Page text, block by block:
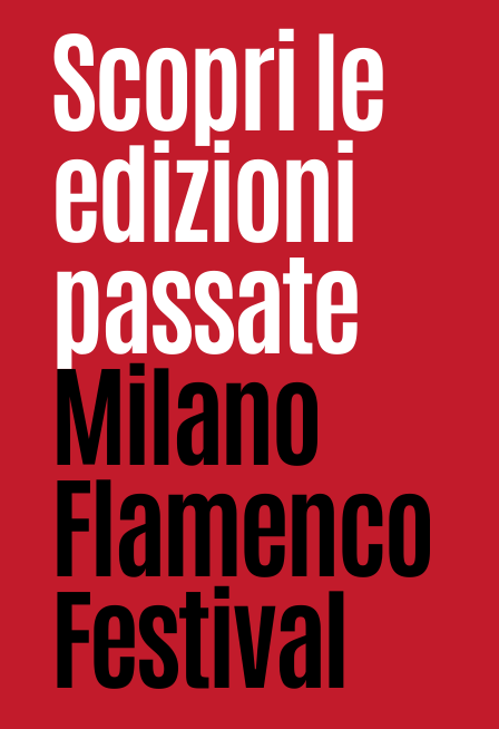
Scopri le
edizioni
passate
Milano
Flamenco
Festival